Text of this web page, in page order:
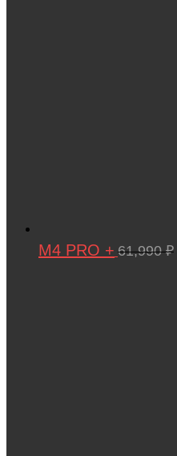
M4 PRO + 61,990₽